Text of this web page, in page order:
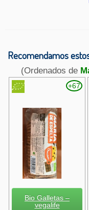
Recomendamos
(Ordenados de
+67
Bio Galletas –
vegalife